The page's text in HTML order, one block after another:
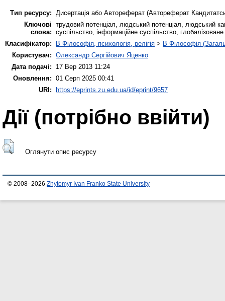
Тип ресурсу:
Дисертація або Автореферат (Автореферат
Ключові
слова:
трудовий потенціал, людський потенціал, людський
суспільство, інформаційне суспільство,
Класифікатор:
B Філософія, психологія, релігія > B Філософія
Користувач: Олександр Сергійович Яценко
Дата подачі:
17 Вер 2013 11:24
Оновлення: 01 Серп 2025 00:41
URI: https://eprints.zu.edu.ua/id/eprint/9657
Дії ​​(потрібно ввійти)
Оглянути опис ресурсу
© 2008–2026 Zhytomyr Ivan Franko State University